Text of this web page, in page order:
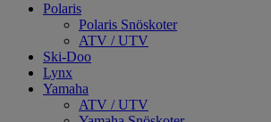
Polaris
Polaris Snöskoter
ATV / UTV
Ski-Doo
Lynx
Yamaha
ATV / UTV